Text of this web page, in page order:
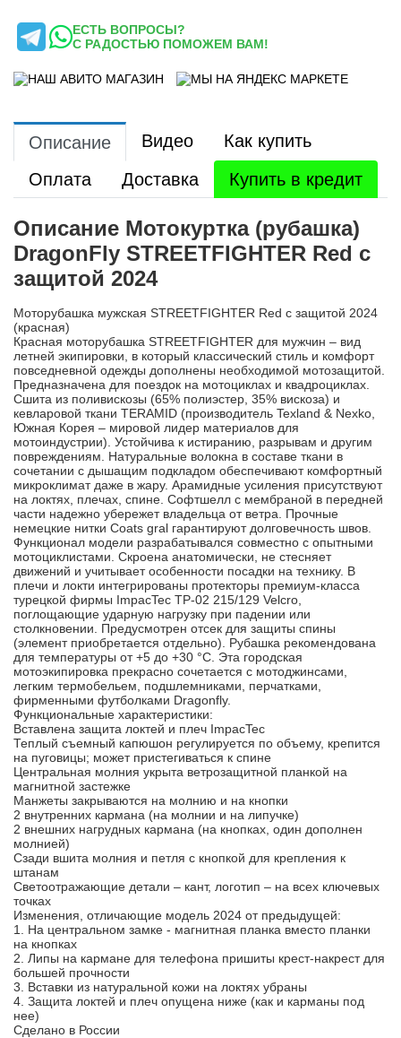
ЕСТЬ ВОПРОСЫ?
С РАДОСТЬЮ ПОМОЖЕМ ВАМ!
Описание Видео
Как купить
Оплата
Доставка Купить в кредит
Описание Мотокуртка (рубашка)
DragonFly STREETFIGHTER Red с
защитой 2024
Моторубашка мужская STREETFIGHTER Red с защитой 2024
(красная)
Красная моторубашка STREETFIGHTER для мужчин – вид
летней экипировки, в который классический стиль и комфорт
повседневной одежды дополнены необходимой мотозащитой.
Предназначена для поездок на мотоциклах и квадроциклах.
Сшита из поливискозы (65% полиэстер, 35% вискоза) и
кевларовой ткани TERAMID (производитель Texland & Nexko,
Южная Корея – мировой лидер материалов для
мотоиндустрии). Устойчива к истиранию, разрывам и другим
повреждениям. Натуральные волокна в составе ткани в
сочетании с дышащим подкладом обеспечивают комфортный
микроклимат даже в жару. Арамидные усиления присутствуют
на локтях, плечах, спине. Софтшелл с мембраной в передней
части надежно убережет владельца от ветра. Прочные
немецкие нитки Coats gral гарантируют долговечность швов.
Функционал модели разрабатывался совместно с опытными
мотоциклистами. Скроена анатомически, не стесняет
движений и учитывает особенности посадки на технику. В
плечи и локти интегрированы протекторы премиум-класса
турецкой фирмы ImpacTec TP-02 215/129 Velcro,
поглощающие ударную нагрузку при падении или
столкновении. Предусмотрен отсек для защиты спины
(элемент приобретается отдельно). Рубашка рекомендована
для температуры от +5 до +30 °С. Эта городская
мотоэкипировка прекрасно сочетается с мотоджинсами,
легким термобельем, подшлемниками, перчатками,
фирменными футболками Dragonfly.
Функциональные характеристики:
Вставлена защита локтей и плеч ImpacTec
Теплый съемный капюшон регулируется по объему, крепится
на пуговицы; может пристегиваться к спине
Центральная молния укрыта ветрозащитной планкой на
магнитной застежке
Манжеты закрываются на молнию и на кнопки
2 внутренних кармана (на молнии и на липучке)
2 внешних нагрудных кармана (на кнопках, один дополнен
молнией)
Сзади вшита молния и петля с кнопкой для крепления к
штанам
Светоотражающие детали – кант, логотип – на всех ключевых
точках
Изменения, отличающие модель 2024 от предыдущей:
1. На центральном замке - магнитная планка вместо планки
на кнопках
2. Липы на кармане для телефона пришиты крест-накрест для
большей прочности
3. Вставки из натуральной кожи на локтях убраны
4. Защита локтей и плеч опущена ниже (как и карманы под
нее)
Сделано в России